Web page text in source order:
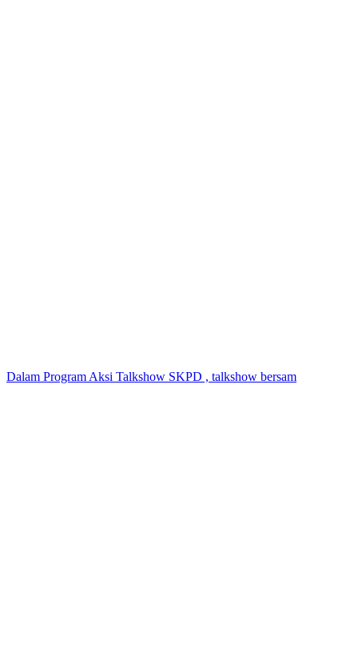
Dalam Program Aksi Talkshow SKPD , talkshow bersam